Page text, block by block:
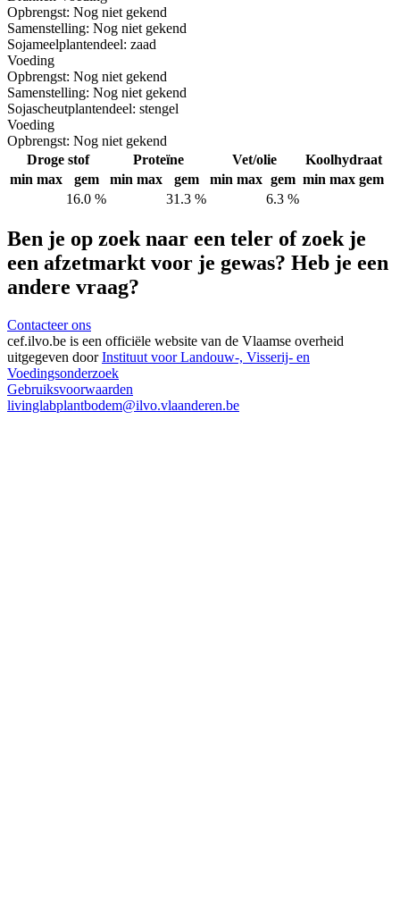
Opbrengst: Nog niet gekend
Samenstelling: Nog niet gekend
Sojameelplantendeel: zaad
Voeding
Opbrengst: Nog niet gekend
Samenstelling: Nog niet gekend
Sojascheutplantendeel: stengel
Voeding
Opbrengst: Nog niet gekend
Droge stof
Proteïne Vet/olie
Koolhydraat
min max gem min max gem min max gem min max gem
16.0 %
31.3 % 6.3 %
Ben je op zoek naar een teler of zoek je
een afzetmarkt voor je gewas? Heb je een
andere vraag?
Contacteer ons
cef.ilvo.be is een officiële website van de Vlaamse overheid
uitgegeven doorInstituut voor Landouw-, Visserij- en
Voedingsonderzoek
Gebruiksvoorwaarden
livinglabplantbodem@ilvo.vlaanderen.be